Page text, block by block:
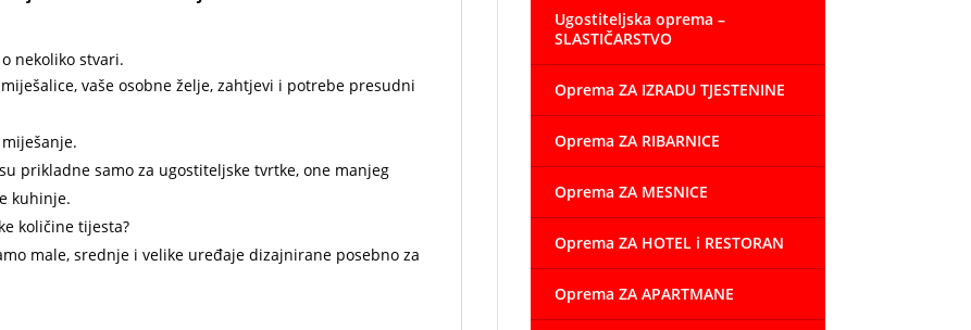
nekoliko stvari.
vaše osobne želje, zahtjevi i potrebe presudni
prikladne samo za ugostiteljske tvrtke, one manjeg
kuhinje.
količine tijesta?
male, srednje i velike uređaje dizajnirane posebno za
Ugostiteljska oprema –
SLASTIČARSTVO
Oprema ZA IZRADU TJESTENINE
Oprema ZA RIBARNICE
Oprema ZA MESNICE
Oprema ZA HOTEL i RESTORAN
Oprema ZA APARTMANE